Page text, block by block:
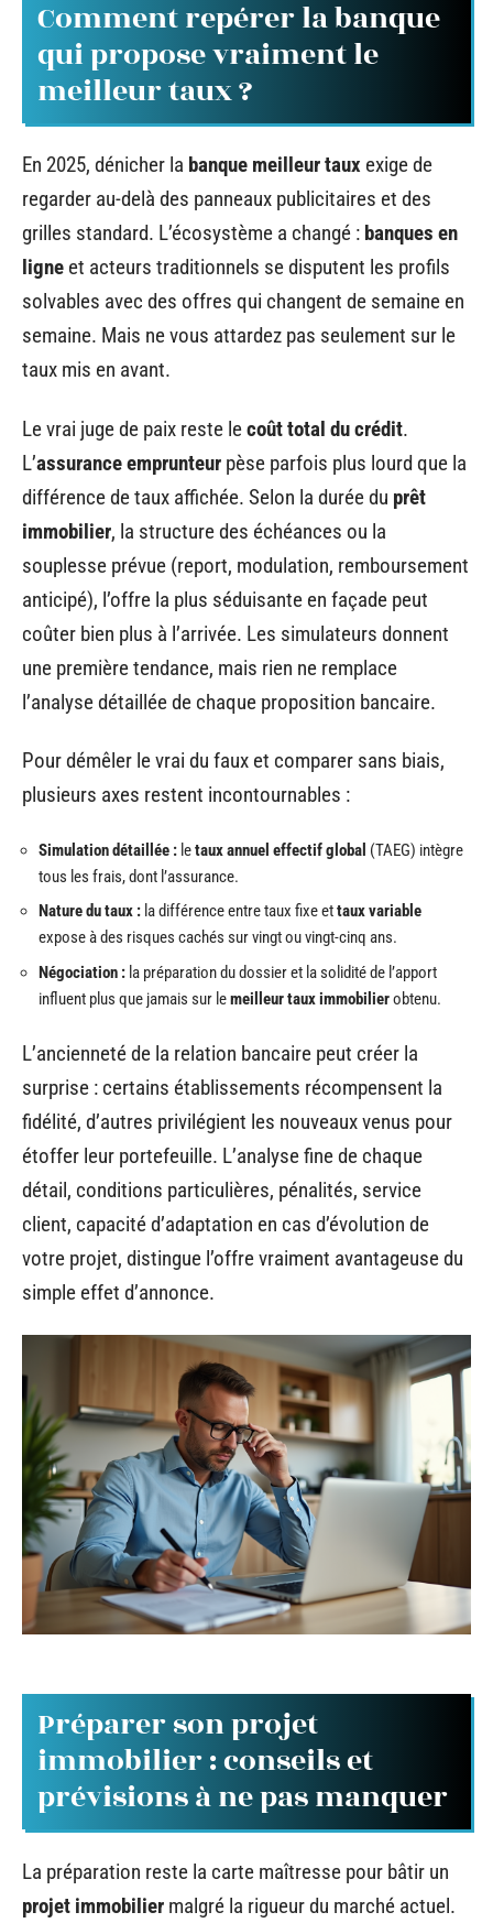
Comment repérer la banque
qui propose vraiment le
meilleur taux ?
En 2025, dénicher la banque meilleur taux exige de
regarder au-delà des panneaux publicitaires et des
grilles standard. L’écosystème a changé : banques en
ligne et acteurs traditionnels se disputent les profils
solvables avec des offres qui changent de semaine en
semaine. Mais ne vous attardez pas seulement sur le
taux mis en avant.
Le vrai juge de paix reste lecoût total du crédit.
L’assurance emprunteur pèse parfois plus lourd que la
différence de taux affichée. Selon la durée du prêt
immobilier, la structure des échéances ou la
souplesse prévue (report, modulation, remboursement
anticipé), l’offre la plus séduisante en façade peut
coûter bien plus à l’arrivée. Les simulateurs donnent
une première tendance, mais rien ne remplace
l’analyse détaillée de chaque proposition bancaire.
Pour démêler le vrai du faux et comparer sans biais,
plusieurs axes restent incontournables :
Simulation détaillée : letaux annuel effectif global (TAEG) intègre
tous les frais, dont l’assurance.
Nature du taux : la différence entre taux fixe ettaux variable
expose à des risques cachés sur vingt ou vingt-cinq ans.
Négociation : la préparation du dossier et la solidité de l’apport
influent plus que jamais sur lemeilleur taux immobilierobtenu.
L’ancienneté de la relation bancaire peut créer la
surprise : certains établissements récompensent la
fidélité, d’autres privilégient les nouveaux venus pour
étoffer leur portefeuille. L’analyse fine de chaque
détail, conditions particulières, pénalités, service
client, capacité d’adaptation en cas d’évolution de
votre projet, distingue l’offre vraiment avantageuse du
simple effet d’annonce.
Préparer son projet
immobilier : conseils et
prévisions à ne pas manquer
La préparation reste la carte maîtresse pour bâtir un
projet immobilier malgré la rigueur du marché actuel.